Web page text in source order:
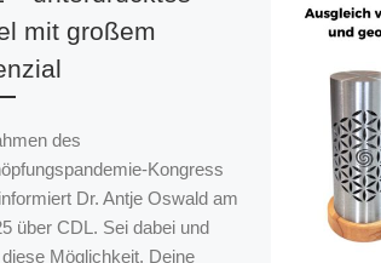
mit großem
des
Kongress
Dr. Antje Oswald am
über CDL. Sei dabei und
Möglichkeit, Deine